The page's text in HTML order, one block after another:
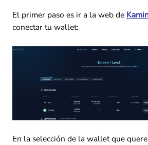
El primer paso es ir a la web de
conectar tu wallet:
En la selección de la wallet que